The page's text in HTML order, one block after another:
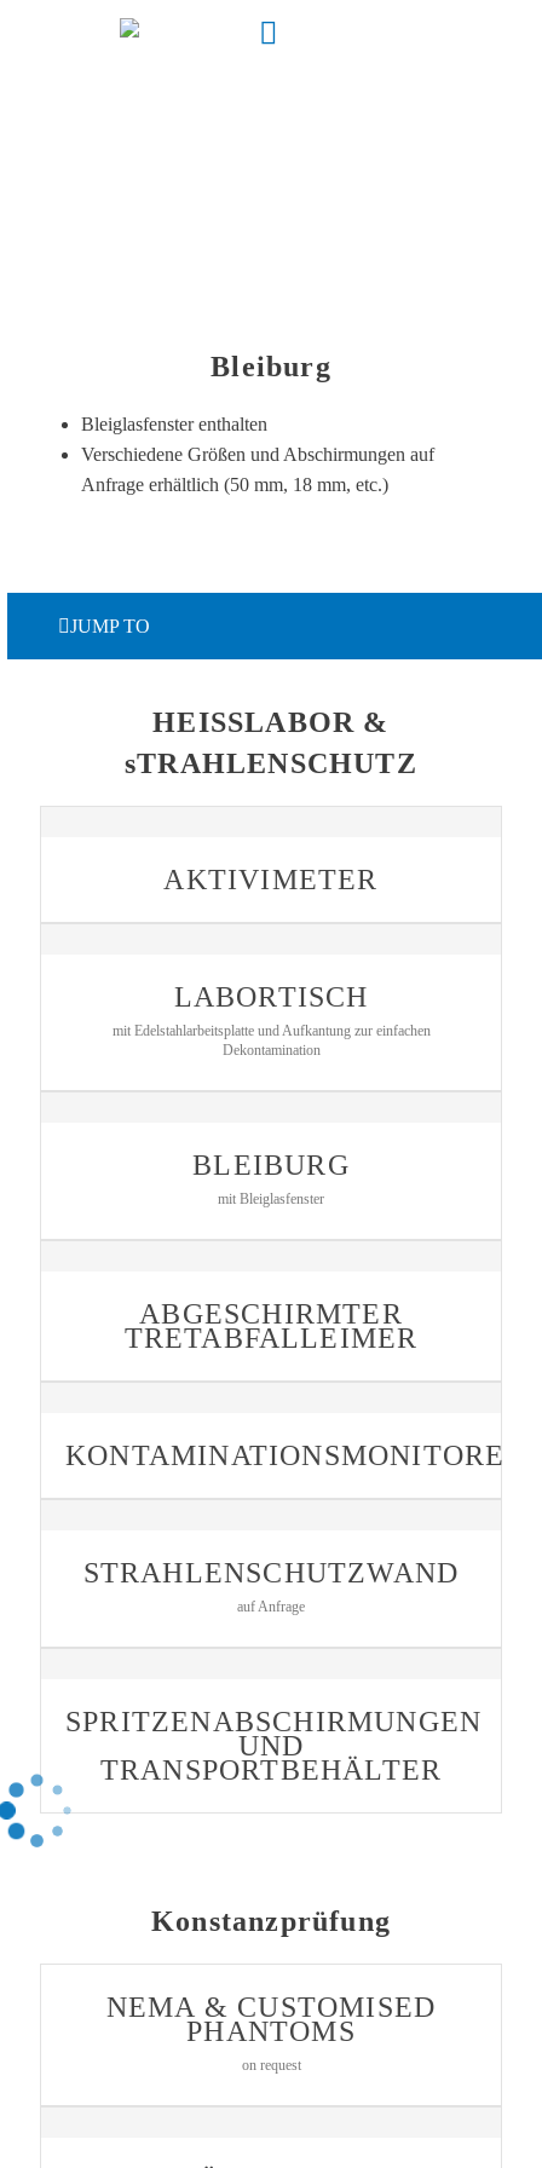
Bleiburg
Bleiglasfenster enthalten
Verschiedene Größen und Abschirmungen auf
Anfrage erhältlich (50 mm, 18 mm, etc.)
JUMP TO
HEISSLABOR &
sTRAHLENSCHUTZ
AKTIVIMETER
LABORTISCH
mit Edelstahlarbeitsplatte und Aufkantung zur einfachen
Dekontamination
BLEIBURG
mit Bleiglasfenster
ABGESCHIRMTER
TRETABFALLEIMER
KONTAMINATIONSMONITORE
STRAHLENSCHUTZWAND
auf Anfrage
SPRITZENABSCHIRMUNGEN
UND
TRANSPORTBEHÄLTER
Konstanzprüfung
NEMA & CUSTOMISED
PHANTOMS
on request